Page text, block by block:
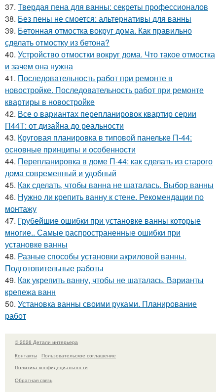
37. Твердая пена для ванны: секреты профессионалов
38. Без пены не смоется: альтернативы для ванны
39. Бетонная отмостка вокруг дома. Как правильно
сделать отмостку из бетона?
40. Устройство отмостки вокруг дома. Что такое отмостка
и зачем она нужна
41. Последовательность работ при ремонте в
новостройке. Последовательность работ при ремонте
квартиры в новостройке
42. Все о вариантах перепланировок квартир серии
П44Т: от дизайна до реальности
43. Круговая планировка в типовой панельке П-44:
основные принципы и особенности
44. Перепланировка в доме П-44: как сделать из старого
дома современный и удобный
45. Как сделать, чтобы ванна не шаталась. Выбор ванны
46. Нужно ли крепить ванну к стене. Рекомендации по
монтажу
47. Грубейшие ошибки при установке ванны которые
многие.. Самые распространенные ошибки при
установке ванны
48. Разные способы установки акриловой ванны.
Подготовительные работы
49. Как укрепить ванну, чтобы не шаталась. Варианты
крепежа ванн
50. Установка ванны своими руками. Планирование
работ
© 2026 Детали интерьера
Контакты
Пользовательское соглашение
Политика конфидециальности
Обратная связь